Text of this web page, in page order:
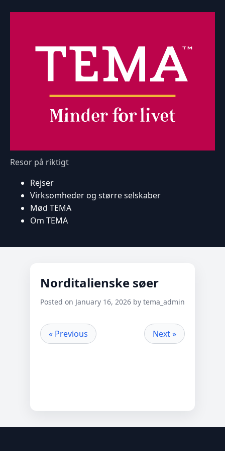
Resor på riktigt
Rejser
Virksomheder og større selskaber
Mød TEMA
Om TEMA
Norditalienske søer
Posted on January 16, 2026 by tema_admin
« Previous Next »